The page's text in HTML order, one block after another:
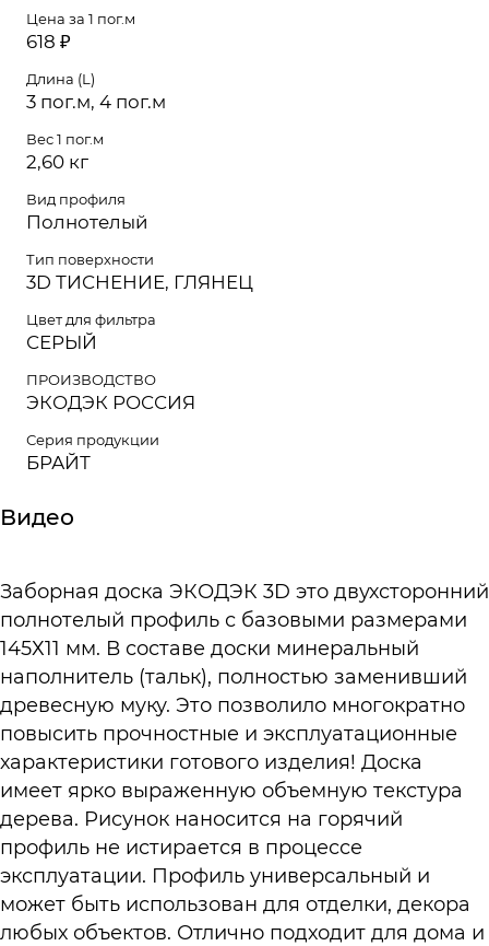
Цена за 1 пог.м
618 ₽
Длина (L)
3 пог.м, 4 пог.м
Вес 1 пог.м
2,60 кг
Вид профиля
Полнотелый
Тип поверхности
3D ТИСНЕНИЕ, ГЛЯНЕЦ
Цвет для фильтра
СЕРЫЙ
ПРОИЗВОДСТВО
ЭКОДЭК РОССИЯ
Серия продукции
БРАЙТ
Видео
Заборная доска ЭКОДЭК 3D это двухсторонний
полнотелый профиль с базовыми размерами
145Х11 мм. В составе доски минеральный
наполнитель (тальк), полностью заменивший
древесную муку. Это позволило многократно
повысить прочностные и эксплуатационные
характеристики готового изделия! Доска
имеет ярко выраженную объемную текстура
дерева. Рисунок наносится на горячий
профиль не истирается в процессе
эксплуатации. Профиль универсальный и
может быть использован для отделки, декора
любых объектов. Отлично подходит для дома и